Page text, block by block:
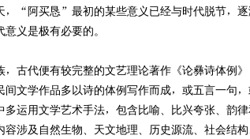
，“阿买恳”最初的某些意义已经与时代脱节，
义是极有必要的。
代便有较完整的文艺理论著作《论彝诗体例》
文学作品多以诗的体例写作而成，或五言一句
运用文学艺术手法，包含比喻、比兴夸张、韵
及自然生物、天文地理、历史源流、社会结构